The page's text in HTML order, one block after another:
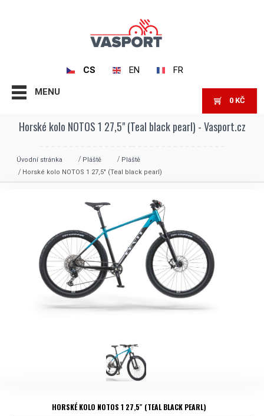
CS EN FR
MENU
0 KČ
Horské kolo NOTOS 1 27,5" (Teal black pearl) - Vasport.cz
Úvodní stránka Pláště
Pláště
Horské kolo NOTOS 1 27,5″ (Teal black pearl)
HORSKÉ KOLO NOTOS 1 27,5″ (TEAL BLACK PEARL)